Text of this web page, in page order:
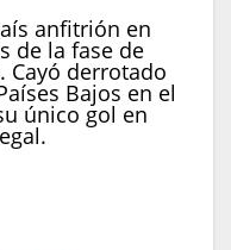
anfitrión en
de la fase de
Cayó derrotado
Bajos en el
único gol en